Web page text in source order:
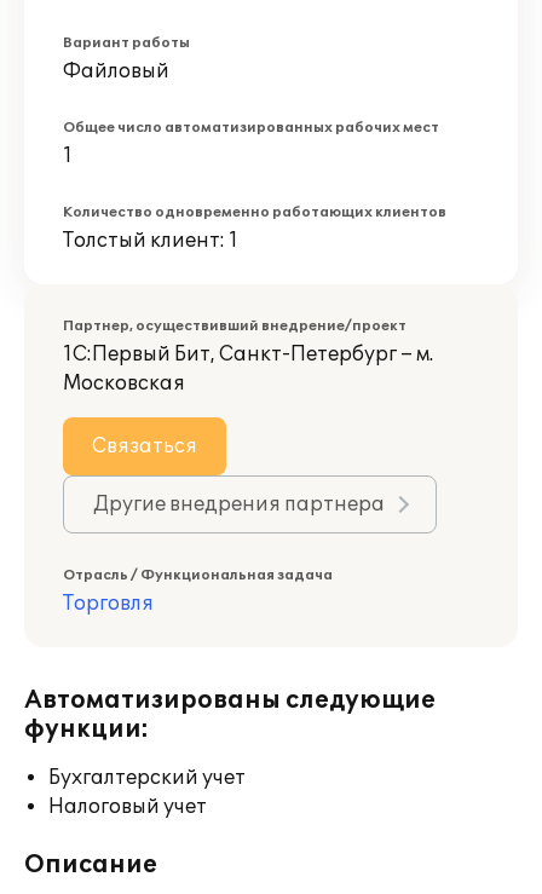
Вариант работы
Файловый
Общее число автоматизированных рабочих мест
1
Количество одновременно работающих клиентов
Толстый клиент: 1
Партнер, осуществивший внедрение/проект
1С:Первый Бит, Санкт-Петербург – м.
Московская
Связаться
Другие внедрения партнера
Отрасль / Функциональная задача
Торговля
Автоматизированы следующие
функции:
Бухгалтерский учет
Налоговый учет
Описание